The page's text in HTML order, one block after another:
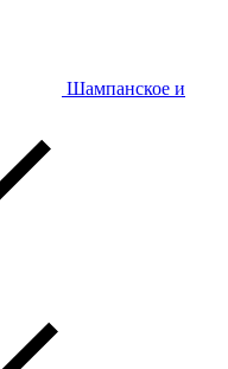
Шампанское и